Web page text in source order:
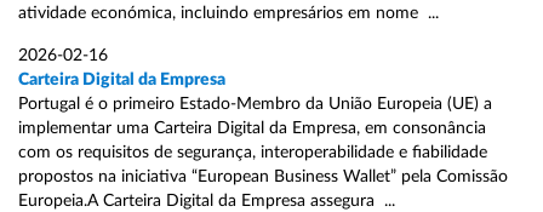
atividade económica, incluindo empresários em nome ...
2026-02-16
Carteira Digital da Empresa
Portugal é o primeiro Estado-Membro da União Europeia (UE) a
implementar uma Carteira Digital da Empresa, em consonância
com os requisitos de segurança, interoperabilidade e fiabilidade
propostos na iniciativa “European Business Wallet” pela Comissão
Europeia.A Carteira Digital da Empresa assegura ...